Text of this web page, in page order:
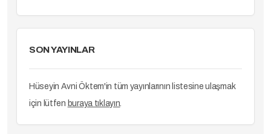
SON YAYINLAR
Hüseyin Avni Öktem'in tüm yayınlarının listesine ulaşmak
için lütfen buraya tıklayın.